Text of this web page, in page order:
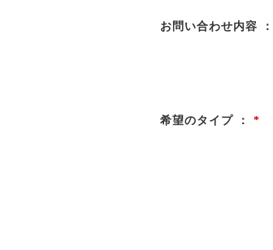
お問い合わせ内容 ：
希望のタイプ ： *